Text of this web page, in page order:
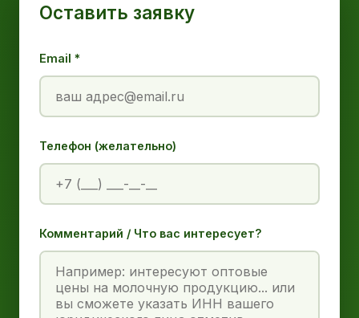
Оставить заявку
Email *
Телефон (желательно)
Комментарий / Что вас интересует?